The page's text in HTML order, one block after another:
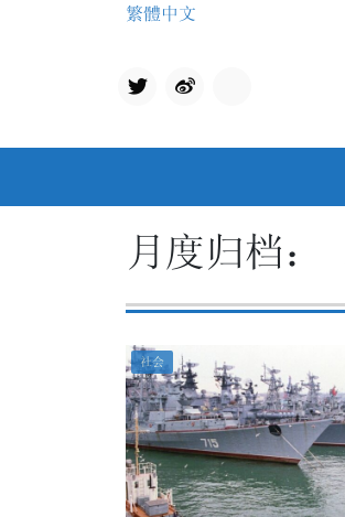
繁體中文
Twit
月度归档：
社会